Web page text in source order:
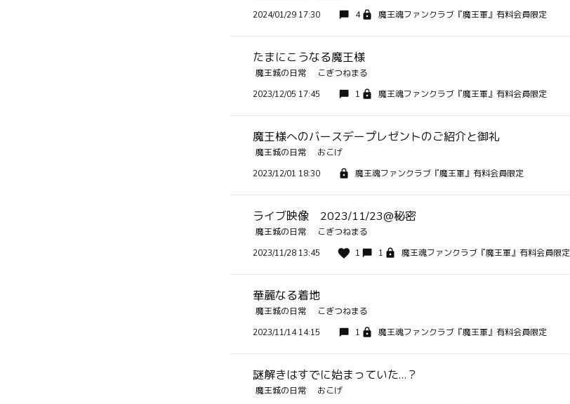
2024/01/29 17:30
4 魔王魂ファンクラブ『魔王軍』有料会員限定
たまにこうなる魔王様
魔王城の日常
こぎつねまる
2023/12/05 17:45
1 魔王魂ファンクラブ『魔王軍』有料会員限定
魔王様へのバースデープレゼントのご紹介と御礼
魔王城の日常
おこげ
2023/12/01 18:30
魔王魂ファンクラブ『魔王軍』有料会員限定
ライブ映像 2023/11/23@秘密
魔王城の日常
こぎつねまる
2023/11/28 13:45
1 1 魔王魂ファンクラブ『魔王軍』有料会員限定
華麗なる着地
魔王城の日常
こぎつねまる
2023/11/14 14:15
1 魔王魂ファンクラブ『魔王軍』有料会員限定
謎解きはすでに始まっていた…？
魔王城の日常
おこげ